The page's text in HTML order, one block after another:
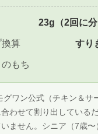
23g（2回に分
算
すり
もち
ワン公式（チキン＆サ
わせて割り出している
ません。シニア（7歳〜